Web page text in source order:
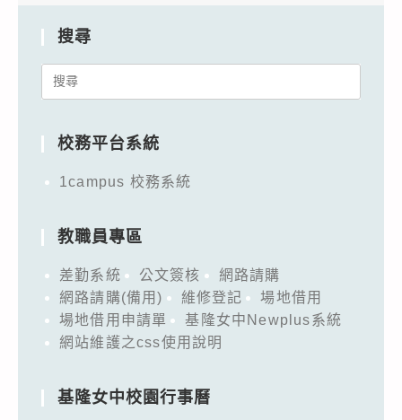
搜尋
Search
校務平台系統
1campus 校務系統
教職員專區
差勤系統 公文簽核
網路請購
網路請購(備用)
維修登記
場地借用
場地借用申請單
基隆女中Newplus系統
網站維護之css使用說明
基隆女中校園行事曆